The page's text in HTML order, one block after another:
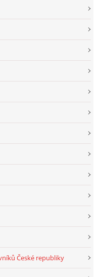
České republiky